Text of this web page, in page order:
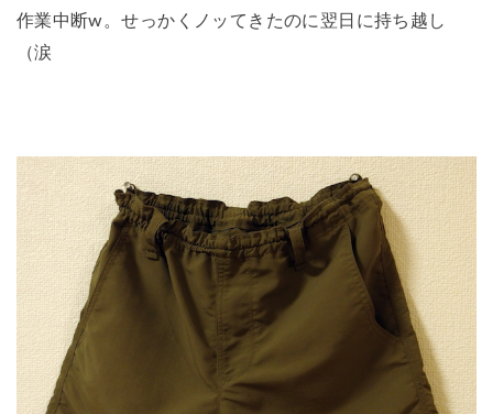
作業中断w。せっかくノッてきたのに翌日に持ち越し
（涙